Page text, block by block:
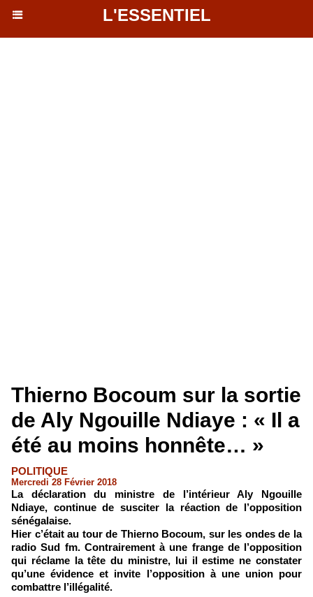
L'ESSENTIEL
Thierno Bocoum sur la sortie
de Aly Ngouille Ndiaye : « Il a
été au moins honnête… »
POLITIQUE
Mercredi 28 Février 2018
La déclaration du ministre de l’intérieur Aly Ngouille
Ndiaye, continue de susciter la réaction de l’opposition
sénégalaise.
Hier c’était au tour de Thierno Bocoum, sur les ondes de la
radio Sud fm. Contrairement à une frange de l’opposition
qui réclame la tête du ministre, lui il estime ne constater
qu’une évidence et invite l’opposition à une union pour
combattre l’illégalité.